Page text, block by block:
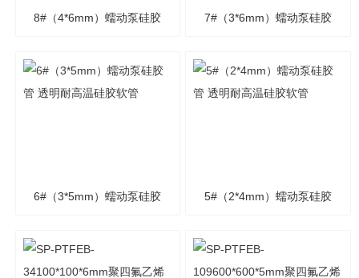
8#（4*6mm）蠕动泵硅胶 7#（3*6mm）蠕动泵硅胶
6#（3*5mm）蠕动泵硅胶 5#（2*4mm）蠕动泵硅胶